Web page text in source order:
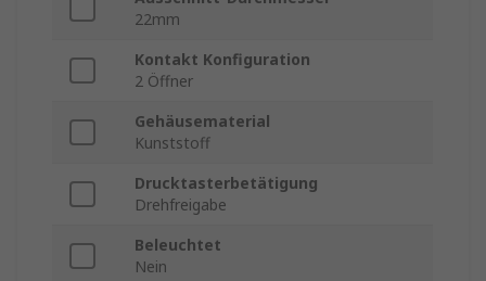
22mm
Kontakt Konfiguration
2 Öffner
Gehäusematerial
Kunststoff
Drucktasterbetätigung
Drehfreigabe
Beleuchtet
Nein